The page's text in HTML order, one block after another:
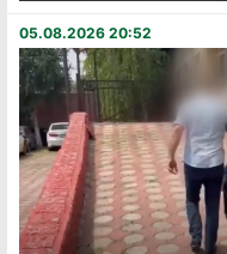
05.08.2026 20:52